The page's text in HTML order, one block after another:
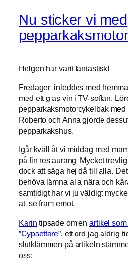
Nu sticker vi med
Helgen har varit fantastisk!
Fredagen inleddes med
med ett glas vin i TV-soffan.
pepparkaksmotorcykelbak
Roberto och Anna gjorde
pepparkakshus.
Igår kväll åt vi middag med
på fin restaurang. Mycket
dock att säga hej då till alla.
behöva lämna alla nära och
samtidigt har vi ju väldigt
att se fram emot.
Karin tipsade om enartikel
”Gypsettare”, ett ord jag aldrig
slutklämmen på artikeln
oss: